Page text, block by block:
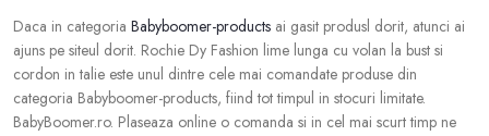
Daca in categoria Babyboomer-products ai gasit produsl dorit, atunci ai
ajuns pe siteul dorit. Rochie Dy Fashion lime lunga cu volan la bust si
cordon in talie este unul dintre cele mai comandate produse din
categoria Babyboomer-products, fiind tot timpul in stocuri limitate.
BabyBoomer.ro. Plaseaza online o comanda si in cel mai scurt timp ne